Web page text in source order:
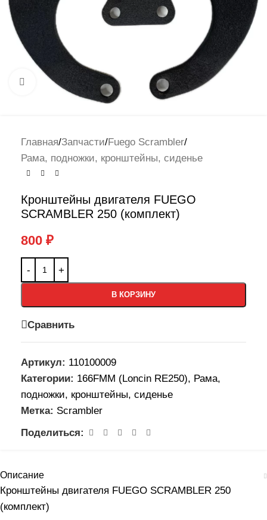
Нажмите, чтобы увеличить
Главная/Запчасти/Fuego Scrambler/
Рама, подножки, кронштейны, сиденье
Кронштейны двигателя FUEGO
SCRAMBLER 250 (комплект)
800 ₽
В КОРЗИНУ
Сравнить
Артикул: 110100009
Категории: 166FMM (Loncin RE250), Рама,
подножки, кронштейны, сиденье
Метка: Scrambler
Поделиться:
Описание
Кронштейны двигателя FUEGO SCRAMBLER 250
(комплект)